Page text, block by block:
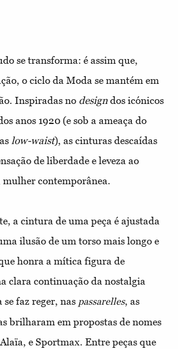
se transforma: é assim que,
o ciclo da Moda se mantém em
Inspiradas no design dos icónicos
anos 1920 (e sob a ameaça do
low-waist), as cinturas descaídas
de liberdade e leveza ao
contemporânea.
a cintura de uma peça é ajustada
ilusão de um torso mais longo e
honra a mítica figura de
clara continuação da nostalgia
faz reger, nas passarelles, as
brilharam em propostas de nomes
e Sportmax. Entre peças que